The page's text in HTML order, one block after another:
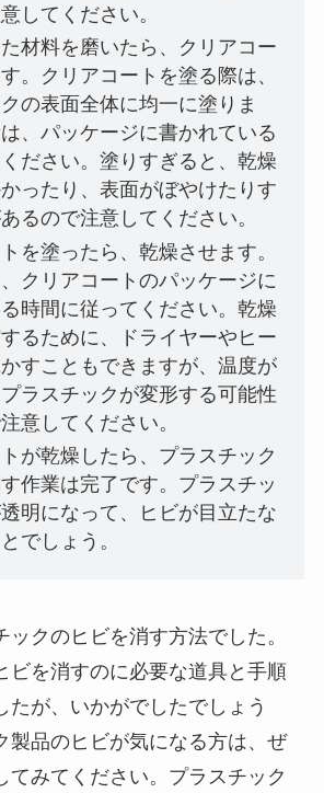
してください。
材料を磨いたら、クリアコー
。クリアコートを塗る際は、
の表面全体に均一に塗りま
、パッケージに書かれている
ださい。塗りすぎると、乾燥
ったり、表面がぼやけたりす
るので注意してください。
を塗ったら、乾燥させます。
クリアコートのパッケージに
時間に従ってください。乾燥
るために、ドライヤーやヒー
かすこともできますが、温度が
ラスチックが変形する可能性
意してください。
が乾燥したら、プラスチック
作業は完了です。プラスチッ
明になって、ヒビが目立たな
でしょう。
ックのヒビを消す方法でした。
ビを消すのに必要な道具と手順
たが、いかがでしたでしょう
製品のヒビが気になる方は、ぜ
てみてください。プラスチック